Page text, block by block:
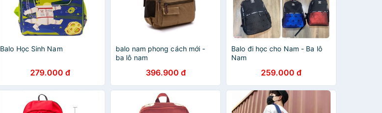
Balo Học Sinh Nam
279.000 đ
balo nam phong cách mới -
ba lô nam
396.900 đ
Balo đi học cho Nam - Ba lô
Nam
259.000 đ